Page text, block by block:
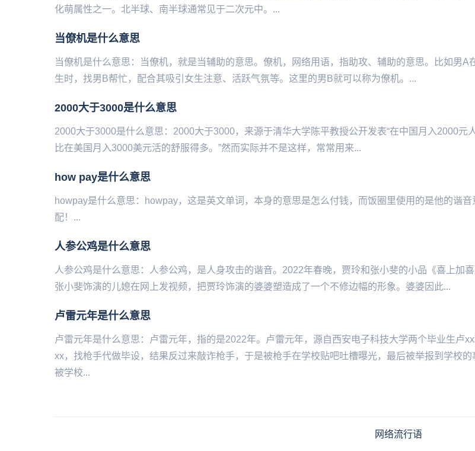
化萌属性之一。北半球、南半球通常见于二次元中。...
当僚机是什么意思
当僚机是什么意思：当僚机，就是当辅助的意思。僚机，网络用语，指助攻、辅助的意思。比如男A
生时，找男B帮忙，配合其吸引女生注意、活跃气氛等。这里的男B就可以称为僚机。...
2000大于3000是什么意思
2000大于3000是什么意思：2000大于3000，来源于清华大学陈平教授公开发表“在中国月入2000元
比在美国月入3000美元活的舒服得多。”然而实际并不是这样‌‌‌‌‌‌‌‌‌‌，常常用来...
how pay是什么意思
howpay是什么意思：howpay，这是英文单词，本身的意思是怎么付钱，而饭圈里使用的是他的谐音
配！...
人参公鸡是什么意思
人参公鸡是什么意思：人参公鸡，是人‌‌‌‌‌‌‌‌‌‌身攻击的谐音。2022年春晚，贾玲和张小斐的小品《喜上加喜
张小斐饰演的儿媳在网上发视频，把贾玲饰演的婆婆塑造成了一个不修边幅的形象。婆婆因此...
卢雷元年是什么意思
卢雷元年是什么意思：卢雷元年，指的是2022年。卢雷元年，源自西安电子科技大学两个毕业生卢
xx，找枪手代做毕设，结果反过来敲诈枪手，于是被枪手在学校贴吧吐槽曝光，最后被举报到学校的
被学校...
网络流行语